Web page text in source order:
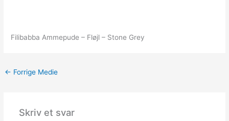
Filibabba Ammepude – Fløjl – Stone Grey
← Forrige Medie
Skriv et svar